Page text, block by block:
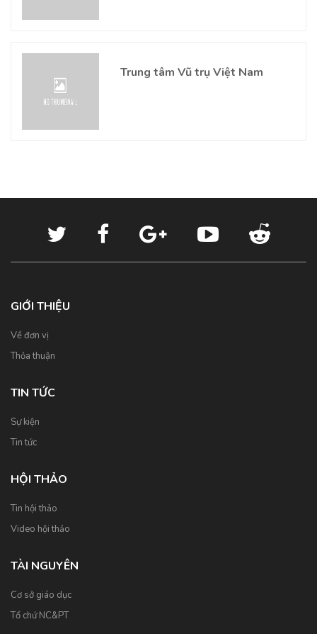
Trung tâm Vũ trụ Việt Nam
GIỚI THIỆU
Về đơn vị
Thỏa thuận
TIN TỨC
Sự kiện
Tin tức
HỘI THẢO
Tin hội thảo
Video hội thảo
TÀI NGUYÊN
Cơ sở giáo dục
Tổ chứ NC&PT